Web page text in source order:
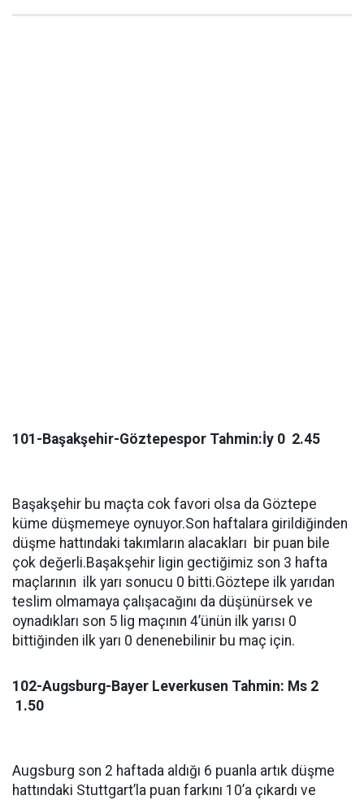
101-Başakşehir-Göztepespor Tahmin:İy 0 2.45
Başakşehir bu maçta cok favori olsa da Göztepe
küme düşmemeye oynuyor.Son haftalara girildiğinden
düşme hattındaki takımların alacakları bir puan bile
çok değerli.Başakşehir ligin gectiğimiz son 3 hafta
maçlarının ilk yarı sonucu 0 bitti.Göztepe ilk yarıdan
teslim olmamaya çalışacağını da düşünürsek ve
oynadıkları son 5 lig maçının 4’ünün ilk yarısı 0
bittiğinden ilk yarı 0 denenebilinir bu maç için.
102-Augsburg-Bayer Leverkusen Tahmin: Ms 2
1.50
Augsburg son 2 haftada aldığı 6 puanla artık düşme
hattındaki Stuttgart’la puan farkını 10’a çıkardı ve